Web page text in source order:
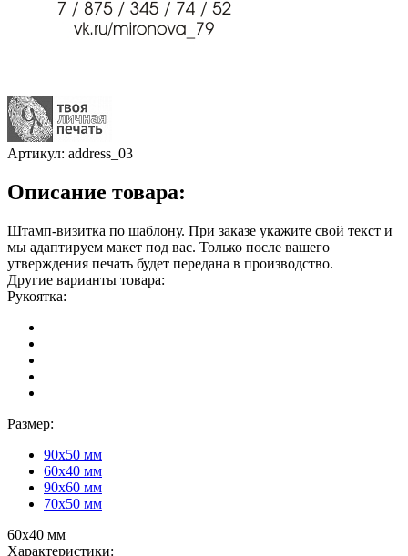
Артикул: address_03
Описание товара:
Штамп-визитка по шаблону. При заказе укажите свой текст и
мы адаптируем макет под вас. Только после вашего
утверждения печать будет передана в производство.
Другие варианты товара:
Рукоятка:
Размер:
90х50 мм
60х40 мм
90х60 мм
70х50 мм
60х40 мм
Характеристики: